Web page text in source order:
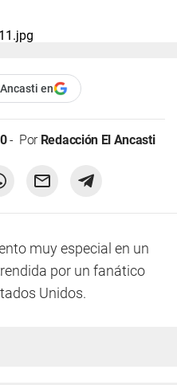
en
Por Redacción El Ancasti
muy especial en un
por un fanático
Unidos.